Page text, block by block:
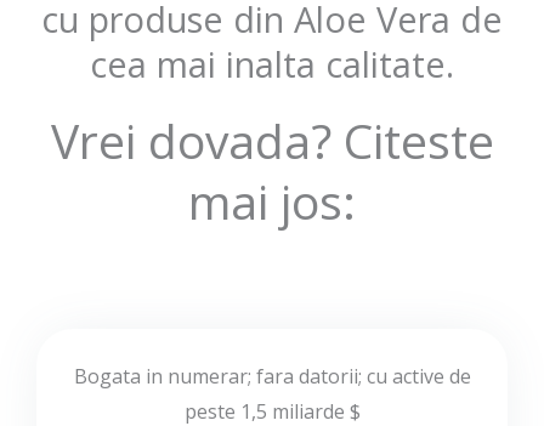
cu produse din Aloe Vera de
cea mai inalta calitate.
Vrei dovada? Citeste
mai jos:
Bogata in numerar; fara datorii; cu active de
peste 1,5 miliarde $